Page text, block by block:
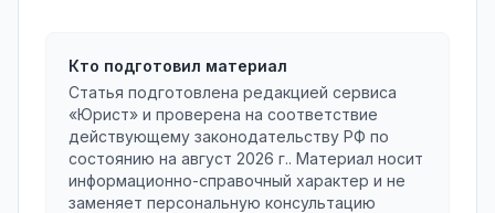
Кто подготовил материал
Статья подготовлена редакцией сервиса
«Юрист» и проверена на соответствие
действующему законодательству РФ по
состоянию на август 2026 г.. Материал носит
информационно-справочный характер и не
заменяет персональную консультацию